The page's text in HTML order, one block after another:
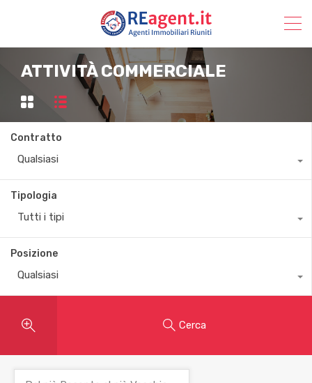
ATTIVITÀ COMMERCIALE
Contratto
Qualsiasi
Tipologia
Tutti i tipi
Posizione
Qualsiasi
Cerca